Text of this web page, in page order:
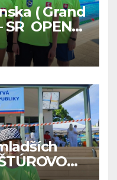
( Grand
SR OPEN
26.6. –